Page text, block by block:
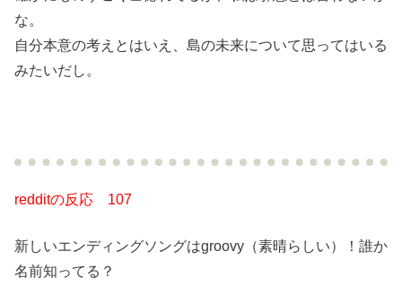
な。
自分本意の考えとはいえ、島の未来について思ってはいる
みたいだし。
redditの反応 107
新しいエンディングソングはgroovy（素晴らしい）！誰か
名前知ってる？